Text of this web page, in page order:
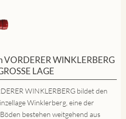
WINKLERBERG
LAGE
WINKLERBERG bildet den
Winklerberg, eine der
bestehen weitgehend aus